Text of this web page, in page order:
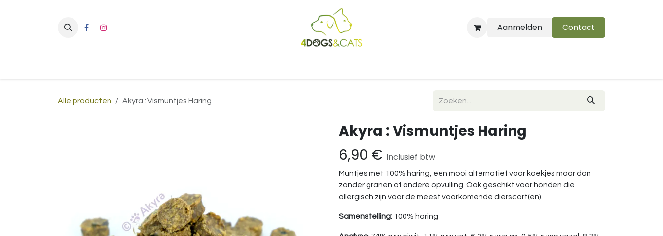
Aanmelden
Contact
Alle producten Akyra : Vismuntjes Haring
Akyra : Vismuntjes Haring
6,90 € Inclusief btw
Muntjes met 100% haring, een mooi alternatief voor koekjes maar dan
zonder granen of andere opvulling. Ook geschikt voor honden die
allergisch zijn voor de meest voorkomende diersoort(en).
Samenstelling: 100% haring